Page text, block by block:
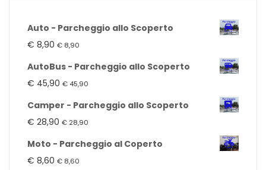
Auto - Parcheggio allo Scoperto
€ 8,90 € 8,90
AutoBus - Parcheggio allo Scoperto
€ 45,90 € 45,90
Camper - Parcheggio allo Scoperto
€ 28,90 € 28,90
Moto - Parcheggio al Coperto
€ 8,60 € 8,60